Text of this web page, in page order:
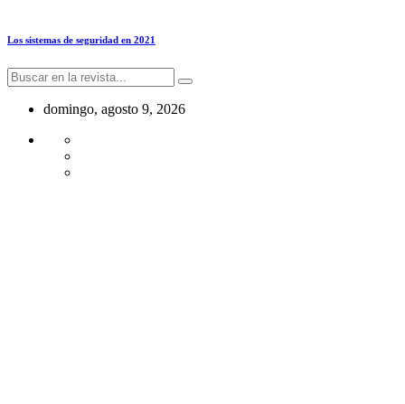
Los sistemas de seguridad en 2021
domingo, agosto 9, 2026